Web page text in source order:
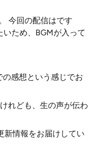
今回の配信はです
ため、BGMが入って
感想という感じでお
れども、生の声が伝わ
新情報をお届けしてい